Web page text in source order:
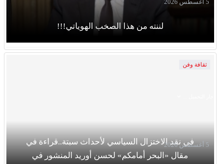
لننته من هذا الصخب الهوياتي!!!
5 أغسطس 2026
ثقافة وفن
في نقد الاختزال السياسي لأحداث سبتة..قراءة في
مقال «البحر أمامكم» لحسن أوريد المنشور في
5 أغسطس 2026